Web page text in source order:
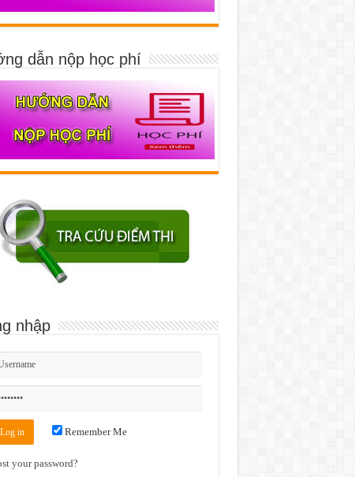
dẫn nộp học phí
nhập
Remember Me
your password?